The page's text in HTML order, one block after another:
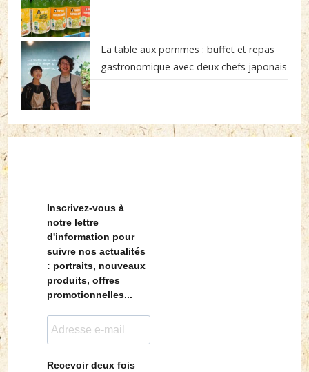
La table aux pommes : buffet et repas
gastronomique avec deux chefs japonais
Inscrivez-vous à
notre lettre
d'information pour
suivre nos actualités
: portraits, nouveaux
produits, offres
promotionnelles...
Recevoir deux fois